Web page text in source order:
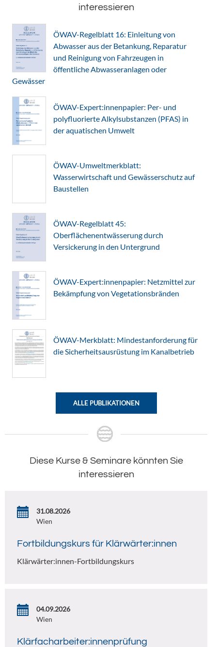
interessieren
ÖWAV-Regelblatt 16: Einleitung von
Abwasser aus der Betankung, Reparatur
und Reinigung von Fahrzeugen in
öffentliche Abwasseranlagen oder
Gewässer
ÖWAV-Expert:innenpapier: Per- und
polyfluorierte Alkylsubstanzen (PFAS) in
der aquatischen Umwelt
ÖWAV-Umweltmerkblatt:
Wasserwirtschaft und Gewässerschutz auf
Baustellen
ÖWAV-Regelblatt 45:
Oberflächenentwässerung durch
Versickerung in den Untergrund
ÖWAV-Expert:innenpapier: Netzmittel zur
Bekämpfung von Vegetationsbränden
ÖWAV-Merkblatt: Mindestanforderung für
die Sicherheitsausrüstung im Kanalbetrieb
ALLE PUBLIKATIONEN
Diese Kurse & Seminare könnten Sie
interessieren
31.08.2026
Wien
Fortbildungskurs für Klärwärter:innen
Klärwärter:innen-Fortbildungskurs
04.09.2026
Wien
Klärfacharbeiter:innenprüfung